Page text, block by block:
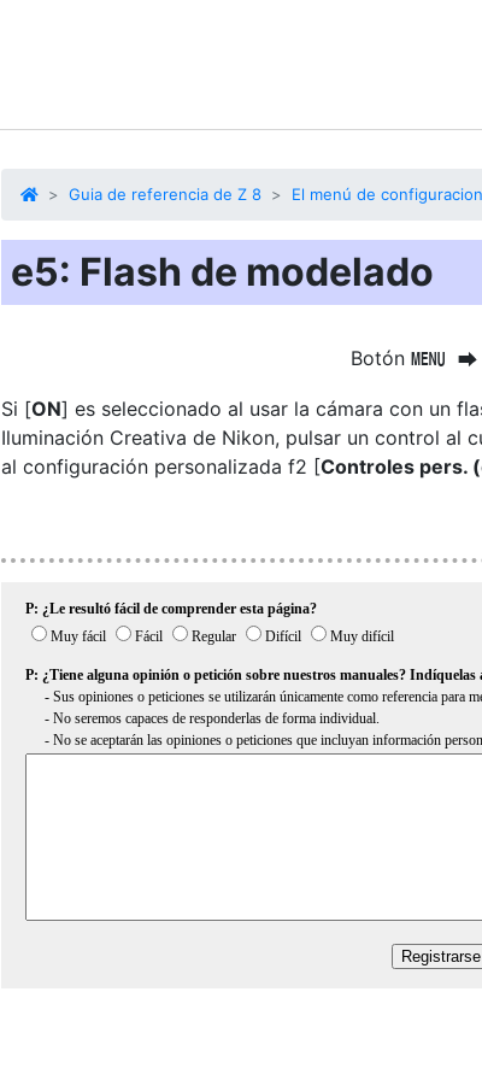
Guia de referencia de Z 8 El menú de
e5: Flash de modelado
Botón G U
Si [ON] es seleccionado al usar la cámara con un
Iluminación Creativa de Nikon, pulsar un control al
al configuración personalizada f2 [Controles pers.